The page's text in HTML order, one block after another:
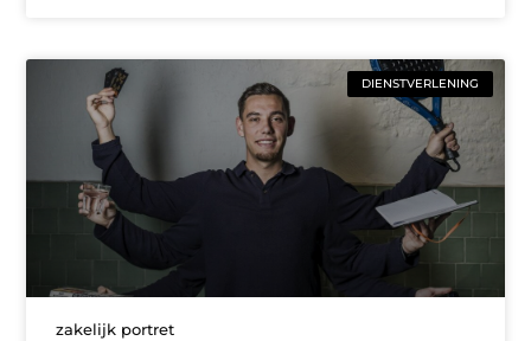
DIENSTVERLENING
zakelijk portret